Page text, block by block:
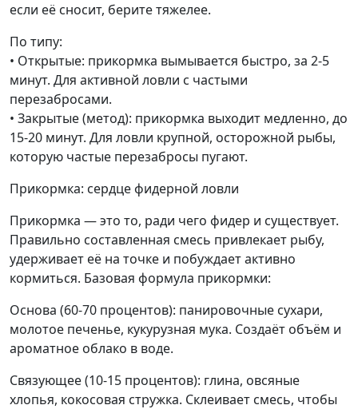
если её сносит, берите тяжелее.
По типу:
• Открытые: прикормка вымывается быстро, за 2-5
минут. Для активной ловли с частыми
перезабросами.
• Закрытые (метод): прикормка выходит медленно, до
15-20 минут. Для ловли крупной, осторожной рыбы,
которую частые перезабросы пугают.
Прикормка: сердце фидерной ловли
Прикормка — это то, ради чего фидер и существует.
Правильно составленная смесь привлекает рыбу,
удерживает её на точке и побуждает активно
кормиться. Базовая формула прикормки:
Основа (60-70 процентов): панировочные сухари,
молотое печенье, кукурузная мука. Создаёт объём и
ароматное облако в воде.
Связующее (10-15 процентов): глина, овсяные
хлопья, кокосовая стружка. Склеивает смесь, чтобы